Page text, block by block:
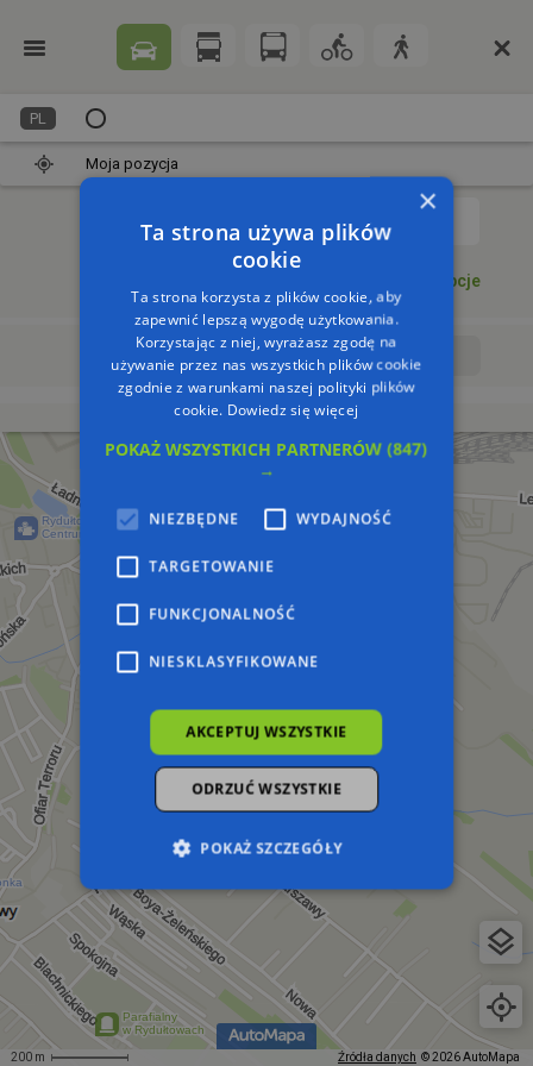
200 m Źródła danych © 2026 AutoMapa
PL
Moja pozycja
Opcje
Wyrusz teraz Wyrusz o:
×
Ta strona używa plików
cookie
Ta strona korzysta z plików cookie, aby
zapewnić lepszą wygodę użytkowania.
Korzystając z niej, wyrażasz zgodę na
używanie przez nas wszystkich plików cookie
zgodnie z warunkami naszej polityki plików
cookie. Dowiedz się więcej
POKAŻ WSZYSTKICH PARTNERÓW(847)
→
NIEZBĘDNE WYDAJNOŚĆ
TARGETOWANIE
FUNKCJONALNOŚĆ
NIESKLASYFIKOWANE
AKCEPTUJ WSZYSTKIE
ODRZUĆ WSZYSTKIE
POKAŻ SZCZEGÓŁY
Niezbędne Wydajność
Targetowanie
Funkcjonalność
Niesklasyfikowane
Niezbędne pliki cookie umożliwiają korzystanie z
podstawowych funkcji strony internetowej,
takich jak logowanie użytkownika i zarządzanie